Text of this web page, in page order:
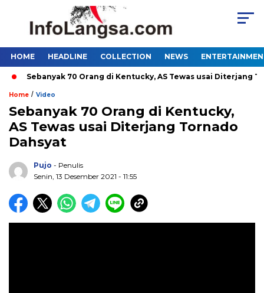
HOME HEADLINE COLLECTION NEWS
Sebanyak 70 Orang di Kentucky, AS Tewas usai Diterjang
Home / Video
Sebanyak 70 Orang di Kentucky,
AS Tewas usai Diterjang Tornado
Dahsyat
Pujo - Penulis
Senin, 13 Desember 2021 - 11:55